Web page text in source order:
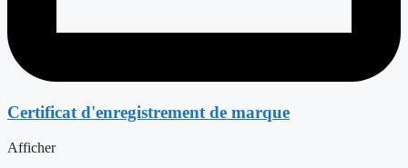
Certificat d'enregistrement de marque
Afficher